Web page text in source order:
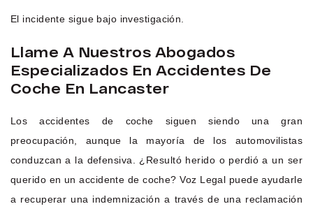
El incidente sigue bajo investigación.
Llame A Nuestros Abogados
Especializados En Accidentes De
Coche En Lancaster
Los accidentes de coche siguen siendo una gran
preocupación, aunque la mayoría de los automovilistas
conduzcan a la defensiva. ¿Resultó herido o perdió a un ser
querido en un accidente de coche? Voz Legal puede ayudarle
a recuperar una indemnización a través de una reclamación